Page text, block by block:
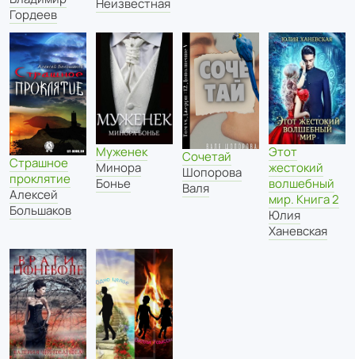
Гордеев
Неизвестная
Страшное
проклятие
Алексей
Большаков
Муженек
Минора
Бонье
Сочетай
Шопорова
Валя
Этот
жестокий
волшебный
мир. Книга 2
Юлия
Ханевская